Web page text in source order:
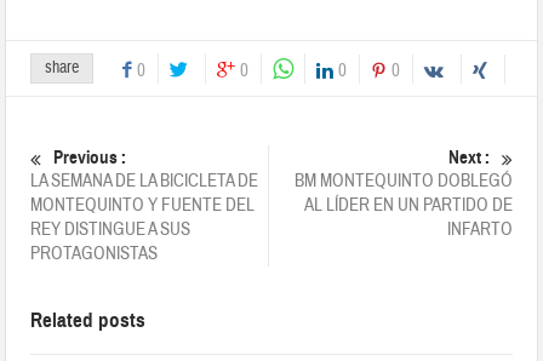
share 0 0 0 0
Previous :
LA SEMANA DE LA BICICLETA DE
MONTEQUINTO Y FUENTE DEL
REY DISTINGUE A SUS
PROTAGONISTAS
Next :
BM MONTEQUINTO DOBLEGÓ
AL LÍDER EN UN PARTIDO DE
INFARTO
Related posts